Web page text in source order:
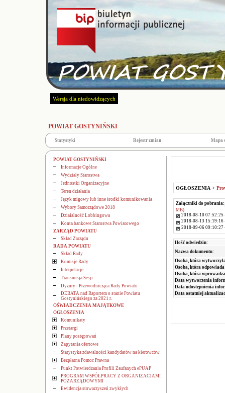
Wersja dla niedowidzących
POWIAT GOSTYNIŃSKI
Statystyki Rejestr zmian Mapa
POWIAT GOSTYNIŃSKI
Informacje Ogólne
Wydziały Starostwa
Jednostki Organizacyjne
Teren działania
Język migowy lub inne środki komunikowania
Wybory Samorządowe 2018
Działalność Lobbingowa
Konta bankowe Starostwa Powiatowego
ZARZĄD POWIATU
Skład Zarządu
RADA POWIATU
Skład Rady
Komisje Rady
Interpelacje
Transmisja Sesji
Dyżury - Przewodnicząca Rady Powiatu
DEBATA nad Raportem o stanie Powiatu
Gostynińskiego za 2021 r.
OŚWIADCZENIA MAJĄTKOWE
OGŁOSZENIA
Komunikaty
Przetargi
Plany postępowań
Zapytania ofertowe
Statystyka zdawalności kandydatów na kierowców
Bezpłatna Pomoc Prawna
Punkt Potwierdzania Profili Zaufanych ePUAP
PROGRAM WSPÓŁPRACY Z ORGANIZACJAMI
POZARZĄDOWYMI
Ewidencja stowarzyszeń zwykłych
OGŁOSZENIA >
Załączniki do pobrania:
MB)
2018-08-10 07:52:25
2018-08-13 15:19:16
2018-09-06 09:10:27
Ilość odwiedzin:
Nazwa dokumentu:
Osoba, która
Osoba, która odpowiada
Osoba, która
Data wytworzenia
Data udostępnienia
Data ostatniej